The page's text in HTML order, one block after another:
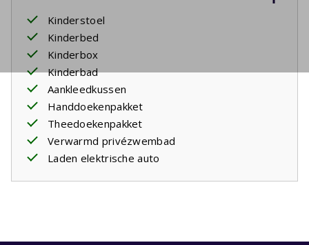
Kinderstoel
Kinderbed
Kinderbox
Kinderbad
Aankleedkussen
Handdoekenpakket
Theedoekenpakket
Verwarmd privézwembad
Laden elektrische auto